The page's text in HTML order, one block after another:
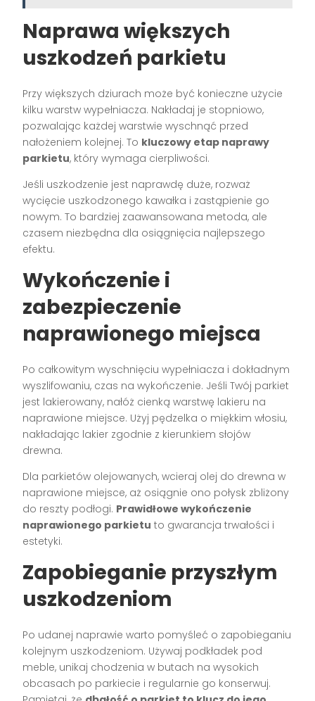
Naprawa większych
uszkodzeń parkietu
Przy większych dziurach może być konieczne użycie
kilku warstw wypełniacza. Nakładaj je stopniowo,
pozwalając każdej warstwie wyschnąć przed
nałożeniem kolejnej. To kluczowy etap naprawy
parkietu, który wymaga cierpliwości.
Jeśli uszkodzenie jest naprawdę duże, rozważ
wycięcie uszkodzonego kawałka i zastąpienie go
nowym. To bardziej zaawansowana metoda, ale
czasem niezbędna dla osiągnięcia najlepszego
efektu.
Wykończenie i
zabezpieczenie
naprawionego miejsca
Po całkowitym wyschnięciu wypełniacza i dokładnym
wyszlifowaniu, czas na wykończenie. Jeśli Twój parkiet
jest lakierowany, nałóż cienką warstwę lakieru na
naprawione miejsce. Użyj pędzelka o miękkim włosiu,
nakładając lakier zgodnie z kierunkiem słojów
drewna.
Dla parkietów olejowanych, wcieraj olej do drewna w
naprawione miejsce, aż osiągnie ono połysk zbliżony
do reszty podłogi. Prawidłowe wykończenie
naprawionego parkietu to gwarancja trwałości i
estetyki.
Zapobieganie przyszłym
uszkodzeniom
Po udanej naprawie warto pomyśleć o zapobieganiu
kolejnym uszkodzeniom. Używaj podkładek pod
meble, unikaj chodzenia w butach na wysokich
obcasach po parkiecie i regularnie go konserwuj.